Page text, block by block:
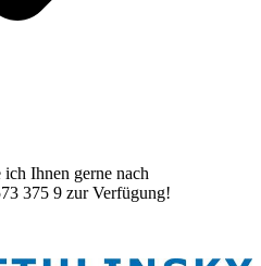
Ihnen gerne nach
375 9 zur Verfügung!